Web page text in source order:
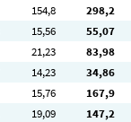
154,8 298,2
15,56 55,07
21,23 83,98
14,23 34,86
15,76 167,9
19,09 147,2